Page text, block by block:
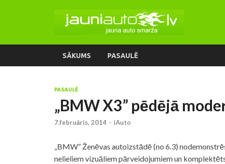
SĀKUMS PASAULĒ
PASAULĒ
„BMW X3” pēdējā
7.februāris, 2014 - iAuto
„BMW” Ženēvas autoizstādē (no 6.3)
nelieliem vizuāliem pārveidojumiem un